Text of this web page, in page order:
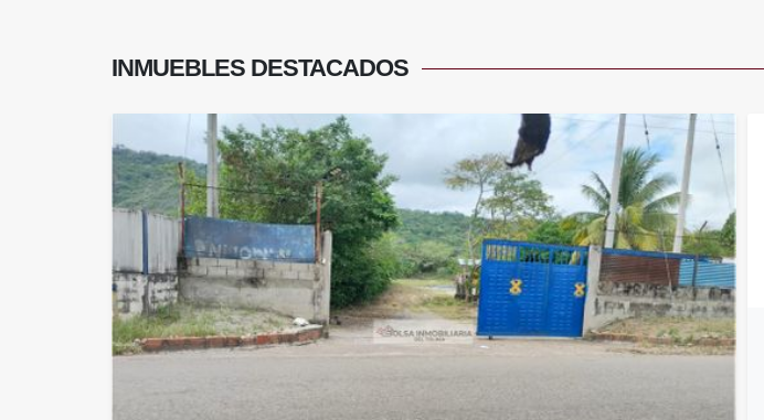
INMUEBLES DESTACADOS